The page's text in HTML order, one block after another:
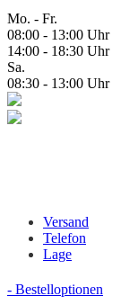
Mo. - Fr.
08:00 - 13:00 Uhr
14:00 - 18:30 Uhr
Sa.
08:30 - 13:00 Uhr
Versand
Telefon
Lage
- Bestelloptionen